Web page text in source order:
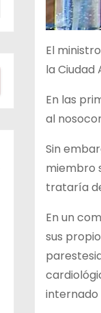
El
la Ciudad
En las
al
Sin
miembro
trataría
En un
sus
internado